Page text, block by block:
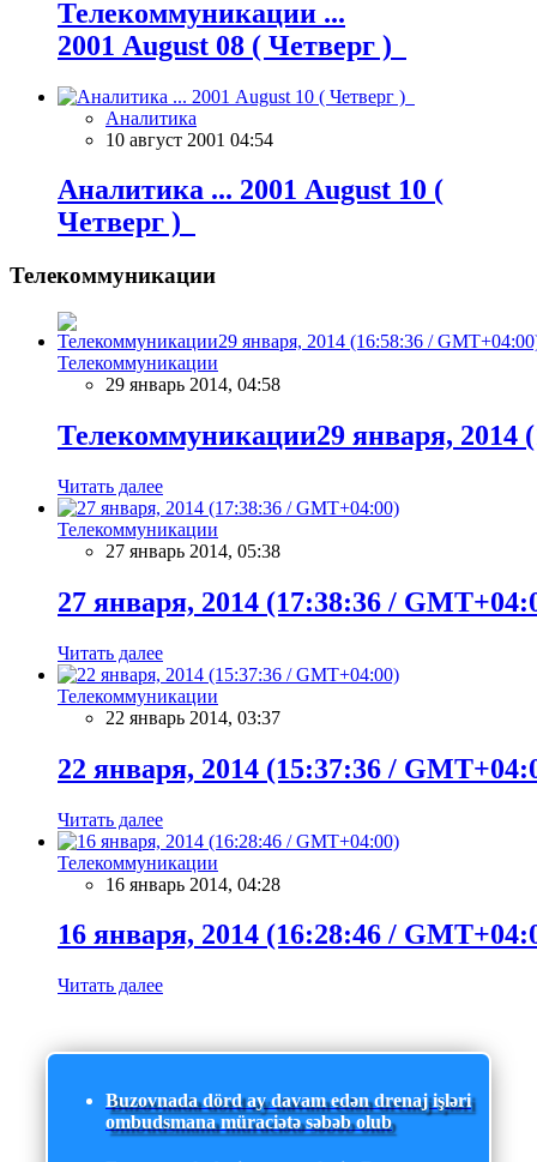
Телекоммуникации ...
2001 August 08 ( Четверг )
Аналитика
10 август 2001 04:54
Аналитика ... 2001 August 10 (
Четверг )
Телекоммуникации
Телекоммуникации
29 январь 2014, 04:58
Телекоммуникации29 января, 2014
Читать далее
Телекоммуникации
27 январь 2014, 05:38
27 января, 2014 (17:38:36 /
Читать далее
Телекоммуникации
22 январь 2014, 03:37
22 января, 2014 (15:37:36 /
Читать далее
Телекоммуникации
16 январь 2014, 04:28
16 января, 2014 (16:28:46 /
Читать далее
Buzovnada dörd ay davam edən drenaj işləri
ombudsmana müraciətə səbəb olub